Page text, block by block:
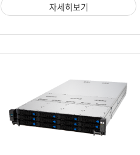
자세히보기